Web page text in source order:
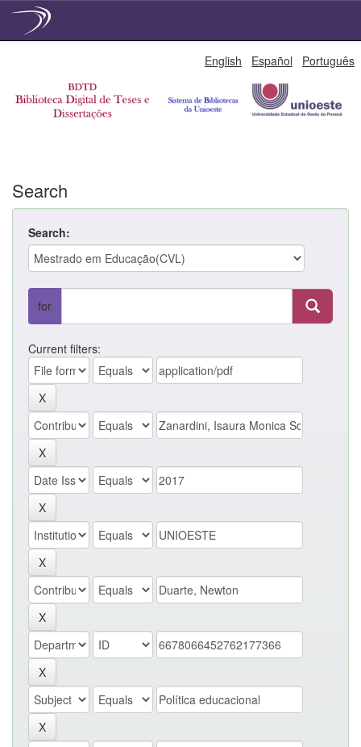
English Español Português
Search
Search:
for
Current filters: